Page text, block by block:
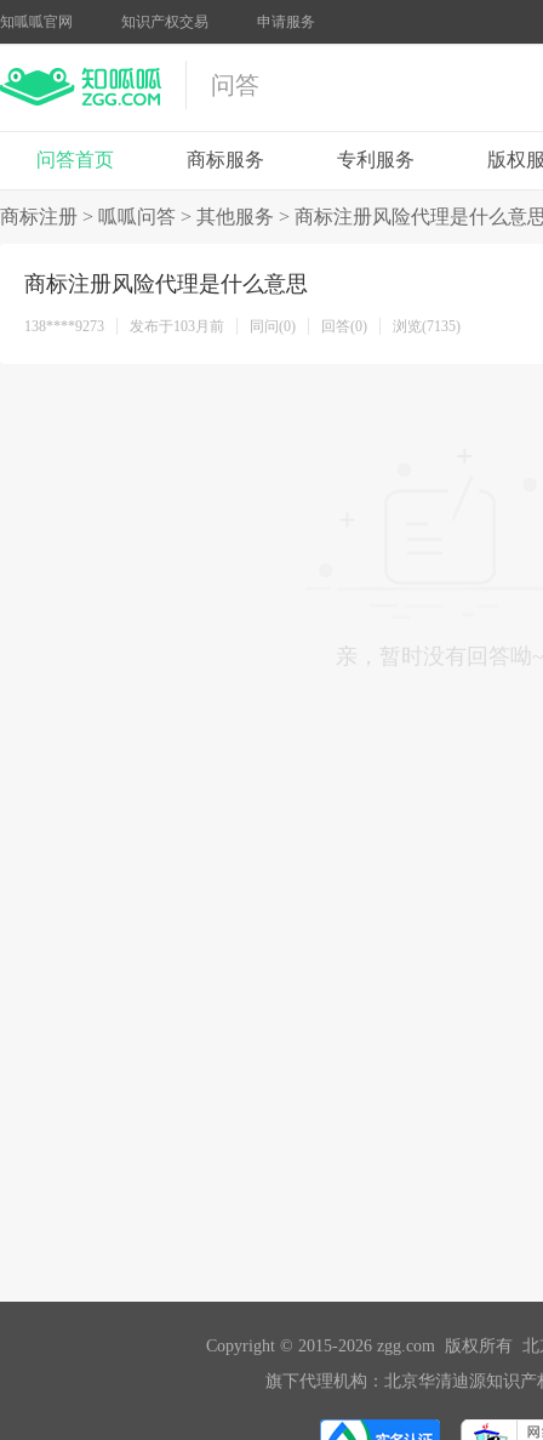
知呱呱官网 知识产权交易 申请服务
问答
问答首页 商标服务 专利服务 版权
商标注册 > 呱呱问答 > 其他服务 > 商标注册风险代理是什么意
商标注册风险代理是什么意思
138****9273 发布于103月前 同问(0) 回答(0) 浏览(7135)
亲，暂时没有回答呦~
Copyright © 2015-2026 zgg.com 版权所有
旗下代理机构：北京华清迪源知识